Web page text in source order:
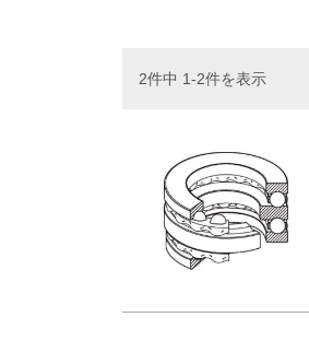
2件中 1-2件を表示